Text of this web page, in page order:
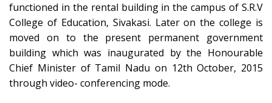
functioned in the rental building in the campus of S.R.V
College of Education, Sivakasi. Later on the college is
moved on to the present permanent government
building which was inaugurated by the Honourable
Chief Minister of Tamil Nadu on 12th October, 2015
through video- conferencing mode.